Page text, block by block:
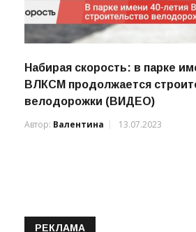
Набирая скорость: в парке
велодорожки (ВИДЕО)